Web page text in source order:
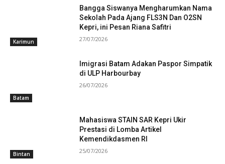
Karimun
Bangga Siswanya Mengharumkan Nama
Sekolah Pada Ajang FLS3N Dan O2SN
Kepri, ini Pesan Riana Safitri
27/07/2026
Batam
Imigrasi Batam Adakan Paspor Simpatik
di ULP Harbourbay
26/07/2026
Bintan
Mahasiswa STAIN SAR Kepri Ukir
Prestasi di Lomba Artikel
Kemendikdasmen RI
25/07/2026